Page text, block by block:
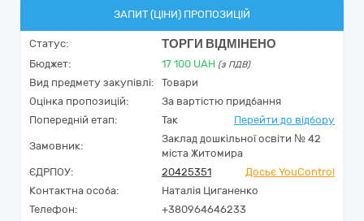
ЗАПИТ (ЦІНИ) ПРОПОЗИЦІЙ
Статус: ТОРГИ ВІДМІНЕНО
Бюджет: 17 100 UAH (з ПДВ)
Вид предмету закупівлі:
Товари
Оцінка пропозицій:
За вартістю придбання
Попередній етап:
Так Перейти до відбору
Замовник:
Заклад дошкільної освіти № 42
міста Житомира
ЄДРПОУ:
20425351
Досьє YouControl
Контактна особа:
Наталія Циганенко
Телефон:
+380964646233